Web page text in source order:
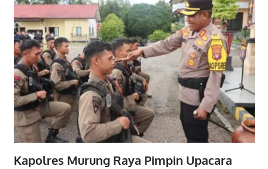
Kapolres Murung Raya Pimpin Upacara